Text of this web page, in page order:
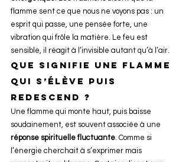
flamme sent ce que nous ne voyons pas : un
esprit qui passe, une pensée forte, une
vibration qui frôle la matière. Le feu est
sensible, il réagit à l’invisible autant qu’à l’air.
Que signifie une flamme
qui s’élève puis
redescend ?
Une flamme qui monte haut, puis baisse
soudainement, est souvent associée à une
réponse spirituelle fluctuante. Comme si
l’énergie cherchait à s’exprimer mais